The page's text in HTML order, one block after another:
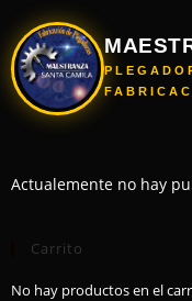
Actualemente no hay
Carrito
No hay productos en el